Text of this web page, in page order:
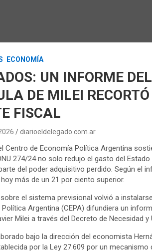
ECONOMÍA
UN INFORME
DE MILEI
FISCAL
diarioeldelegado.com.ar
Centro de Economía Política Argentina
274/24 no solo redujo el gasto del
del poder adquisitivo perdido. Según el
más de un 21 por ciento superior.
el sistema previsional volvió a
Argentina (CEPA) difundiera un
Milei a través del Decreto de Necesidad y
bajo la dirección del economista
por la Ley 27.609 por un